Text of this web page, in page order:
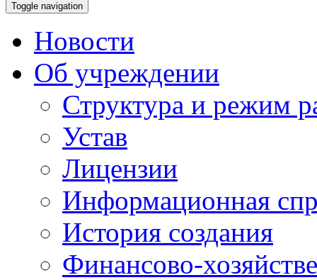
Toggle navigation
Новости
Об учреждении
Структура и режим
Устав
Лицензии
Информационная
История создания
Финансово-